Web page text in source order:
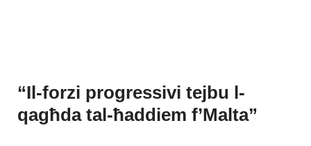
“Il-forzi progressivi tejbu l-
qagħda tal-ħaddiem f’Malta”